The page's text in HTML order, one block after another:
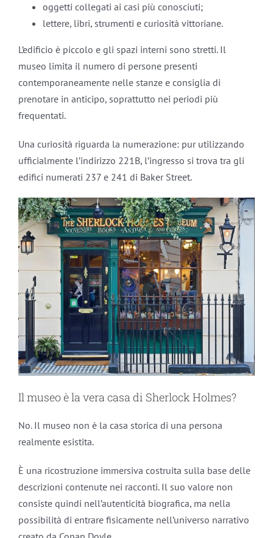
oggetti collegati ai casi più conosciuti;
lettere, libri, strumenti e curiosità vittoriane.
L’edificio è piccolo e gli spazi interni sono stretti. Il
museo limita il numero di persone presenti
contemporaneamente nelle stanze e consiglia di
prenotare in anticipo, soprattutto nei periodi più
frequentati.
Una curiosità riguarda la numerazione: pur utilizzando
ufficialmente l’indirizzo 221B, l’ingresso si trova tra gli
edifici numerati 237 e 241 di Baker Street.
Il museo è la vera casa di Sherlock Holmes?
No. Il museo non è la casa storica di una persona
realmente esistita.
È una ricostruzione immersiva costruita sulla base delle
descrizioni contenute nei racconti. Il suo valore non
consiste quindi nell’autenticità biografica, ma nella
possibilità di entrare fisicamente nell’universo narrativo